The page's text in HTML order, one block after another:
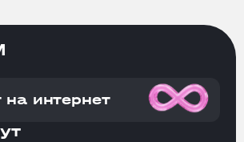
на интернет